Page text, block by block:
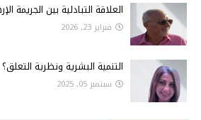
العلاقة التبادلية بين الجريمة
فبراير 23, 2026
التنمية البشرية ونظرية التعلق؟
سبتمبر 05, 2025